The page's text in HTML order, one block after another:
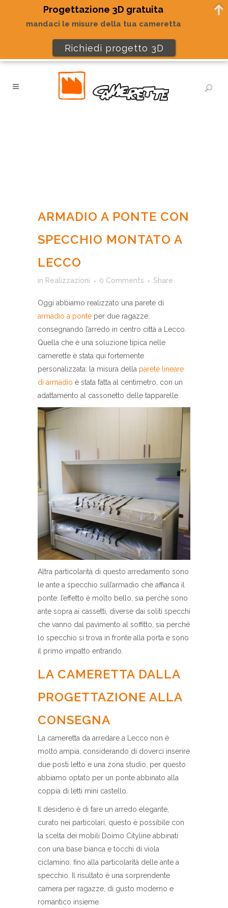
ARMADIO A PONTE CON
SPECCHIO MONTATO A
LECCO
in Realizzazioni 0 Comments Share
Oggi abbiamo realizzato una parete di
armadio a ponte per due ragazze,
consegnando l’arredo in centro città a Lecco.
Quella che è una soluzione tipica nelle
camerette è stata qui fortemente
personalizzata: la misura della parete lineare
di armadio è stata fatta al centimetro, con un
adattamento al cassonetto delle tapparelle.
Altra particolarità di questo arredamento sono
le ante a specchio sull’armadio che affianca il
ponte: l’effetto è molto bello, sia perché sono
ante sopra ai cassetti, diverse dai soliti specchi
che vanno dal pavimento al soffitto, sia perché
lo specchio si trova in fronte alla porta e sono
il primo impatto entrando.
LA CAMERETTA DALLA
PROGETTAZIONE ALLA
CONSEGNA
La cameretta da arredare a Lecco non è
molto ampia, considerando di doverci inserire
due posti letto e una zona studio, per questo
abbiamo optato per un ponte abbinato alla
coppia di letti mini castello.
Il desiderio è di fare un arredo elegante,
curato nei particolari, questo è possibile con
la scelta dei mobili Doimo Cityline abbinati
con una base bianca e tocchi di viola
ciclamino, fino alla particolarità delle ante a
specchio. Il risultato è una sorprendente
camera per ragazze, di gusto moderno e
romantico insieme.
Progettazione 3D gratuita
mandaci le misure della tua cameretta
Richiedi progetto 3D